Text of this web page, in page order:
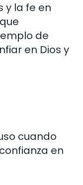
y la fe en
de
en Dios y
cuando
en